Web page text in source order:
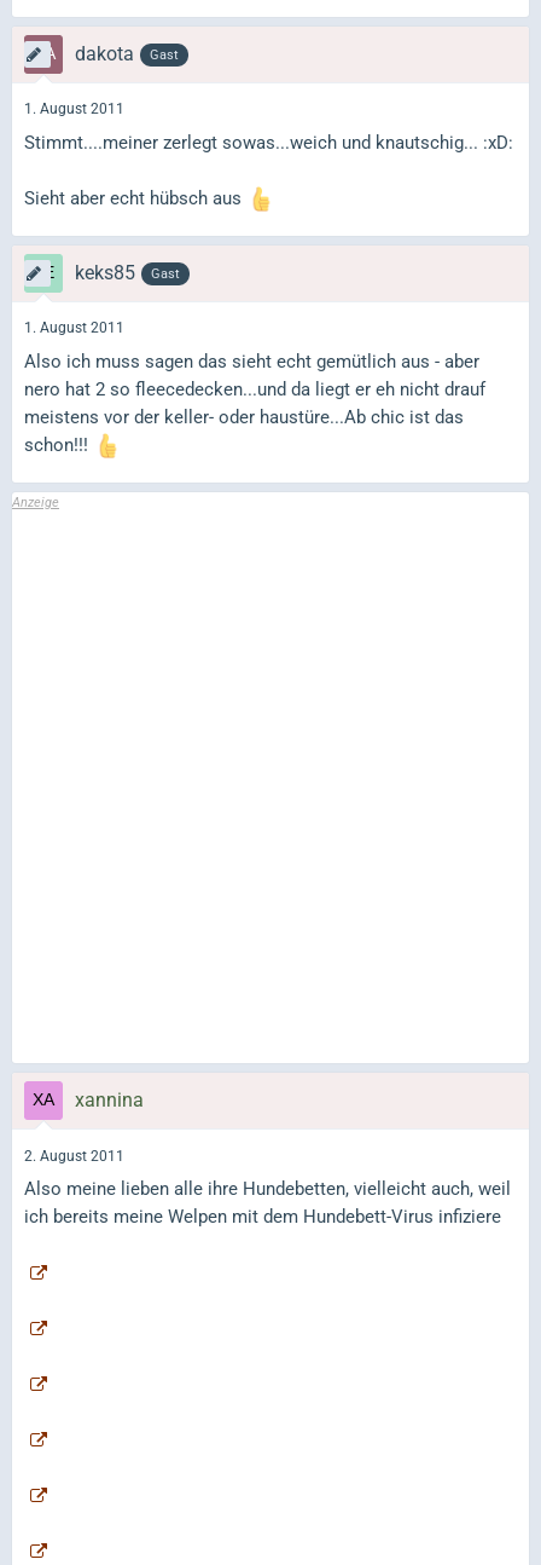
dakota Gast
1. August 2011
Stimmt....meiner zerlegt sowas...weich und knautschig... :xD:
Sieht aber echt hübsch aus
keks85 Gast
1. August 2011
Also ich muss sagen das sieht echt gemütlich aus - aber
nero hat 2 so fleecedecken...und da liegt er eh nicht drauf
meistens vor der keller- oder haustüre...Ab chic ist das
schon!!!
xannina
2. August 2011
Also meine lieben alle ihre Hundebetten, vielleicht auch, weil
ich bereits meine Welpen mit dem Hundebett-Virus infiziere